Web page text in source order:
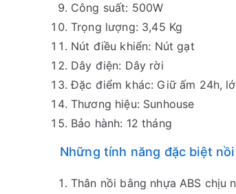
Công suất: 500W
Trọng lượng: 3,45 Kg
Nút điều khiển: Nút gạt
Dây điện: Dây rời
Đặc điểm khác: Giữ ấm 24h,
Thương hiệu: Sunhouse
Bảo hành: 12 tháng
Những tính năng đặc biệt
Thân nồi bằng nhựa ABS chịu